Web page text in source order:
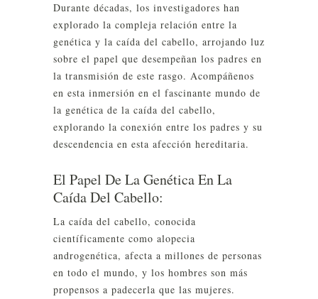
Durante décadas, los investigadores han
explorado la compleja relación entre la
genética y la caída del cabello, arrojando luz
sobre el papel que desempeñan los padres en
la transmisión de este rasgo. Acompáñenos
en esta inmersión en el fascinante mundo de
la genética de la caída del cabello,
explorando la conexión entre los padres y su
descendencia en esta afección hereditaria.
El Papel De La Genética En La
Caída Del Cabello:
La caída del cabello, conocida
científicamente como alopecia
androgenética, afecta a millones de personas
en todo el mundo, y los hombres son más
propensos a padecerla que las mujeres.